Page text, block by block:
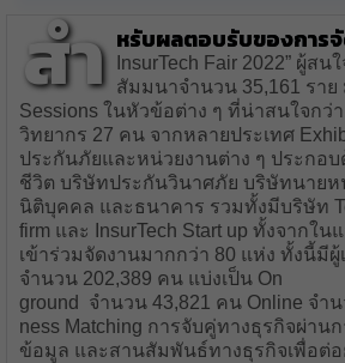
สำ หรับผลตอบรับของการ
InsurTech Fair 2022” ผู้สน
สัมมนาจำนวน 35,161 ราย
Sessions ในหัวข้อต่าง ๆ ที่น่าสนใจกว่
วิทยากร 27 คน จากหลายประเทศ
ประกันภัยและหน่วยงานต่าง ๆ ประกอ
ชีวิต บริษัทประกันวินาศภัย บริษัทนายห
นิติบุคคล และธนาคาร รวมทั้งมีบริษัท
firm และ InsurTech Start up ทั้งจากใน
เข้าร่วมจัดงานมากกว่า 80 แห่ง ทั้งนี้มีผู้
จำนวน 202,389 คน แบ่งเป็น On
ground จำนวน 43,821 คน Online จำ
ness Matching การจับคู่ทางธุรกิจผ่าน
ข้อมูล และสานสัมพันธ์ทางธุรกิจเพื่อต่อ